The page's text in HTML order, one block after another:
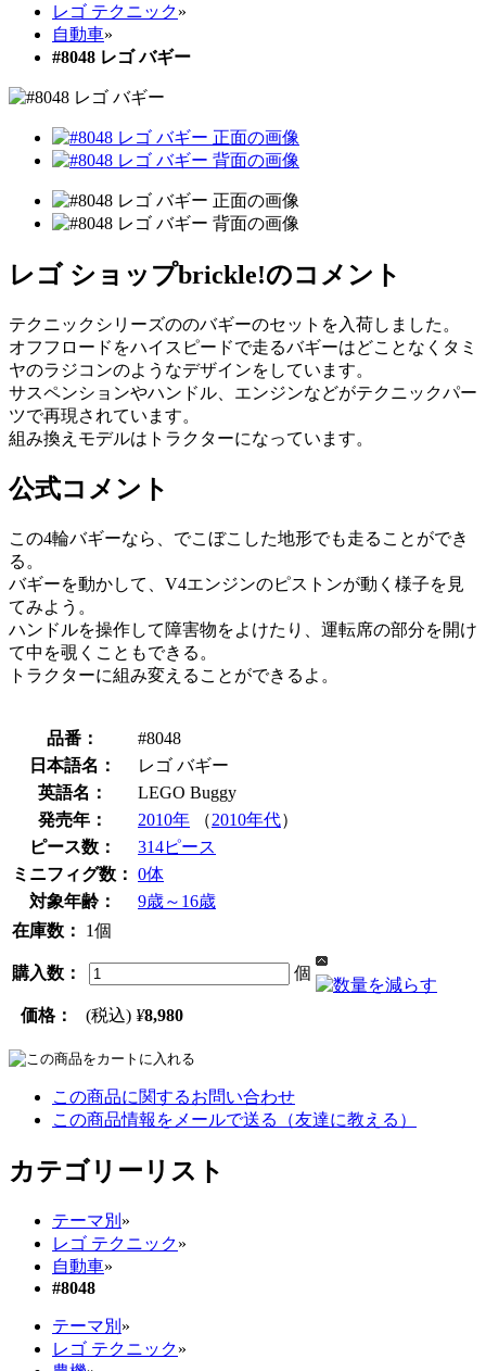
レゴ テクニック»
自動車»
#8048 レゴ バギー
レゴ ショップbrickle!のコメント
テクニックシリーズののバギーのセットを入荷しました。
オフフロードをハイスピードで走るバギーはどことなくタミ
ヤのラジコンのようなデザインをしています。
サスペンションやハンドル、エンジンなどがテクニックパー
ツで再現されています。
組み換えモデルはトラクターになっています。
公式コメント
この4輪バギーなら、でこぼこした地形でも走ることができ
る。
バギーを動かして、V4エンジンのピストンが動く様子を見
てみよう。
ハンドルを操作して障害物をよけたり、運転席の部分を開け
て中を覗くこともできる。
トラクターに組み変えることができるよ。
品番：
#8048
日本語名：
レゴ バギー
英語名：
LEGO Buggy
発売年：
2010年 （2010年代）
ピース数：
314ピース
ミニフィグ数： 0体
対象年齢：
9歳～16歳
在庫数：
1個
購入数： 個
価格： (税込) ¥8,980
この商品に関するお問い合わせ
この商品情報をメールで送る（友達に教える）
カテゴリーリスト
テーマ別 »
レゴ テクニック»
自動車»
#8048
テーマ別 »
レゴ テクニック»